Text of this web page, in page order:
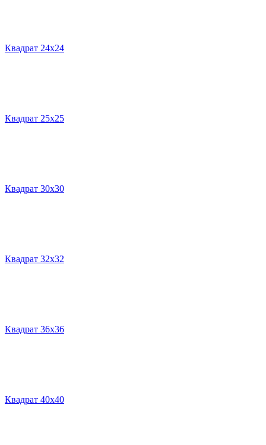
Квадрат 24х24
Квадрат 25х25
Квадрат 30х30
Квадрат 32х32
Квадрат 36х36
Квадрат 40х40